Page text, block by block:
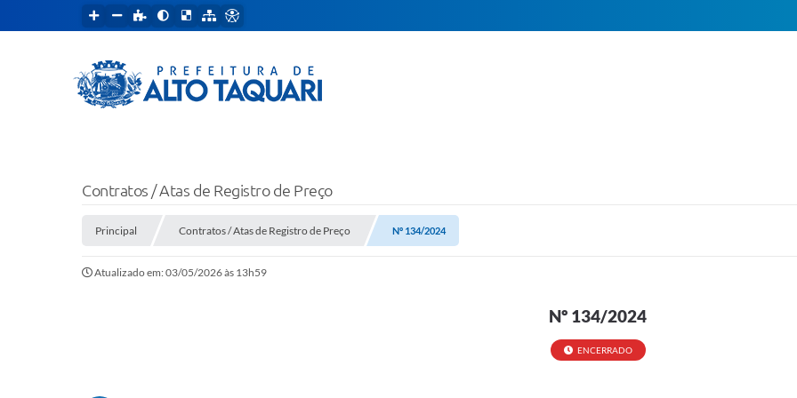
Contratos / Atas de Registro de Preço
Principal Contratos / Atas de Registro de Preço Nº 134/2024
Atualizado em: 03/05/2026 às 13h59
Nº 134/2024
ENCERRADO